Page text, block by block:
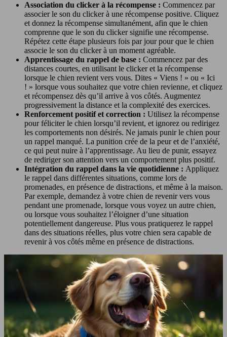
Association du clicker à la récompense : Commencez par
associer le son du clicker à une récompense positive. Cliquez
et donnez la récompense simultanément, afin que le chien
comprenne que le son du clicker signifie une récompense.
Répétez cette étape plusieurs fois par jour pour que le chien
associe le son du clicker à un moment agréable.
Apprentissage du rappel de base : Commencez par des
distances courtes, en utilisant le clicker et la récompense
lorsque le chien revient vers vous. Dites « Viens ! » ou « Ici
! » lorsque vous souhaitez que votre chien revienne, et cliquez
et récompensez dès qu’il arrive à vos côtés. Augmentez
progressivement la distance et la complexité des exercices.
Renforcement positif et correction : Utilisez la récompense
pour féliciter le chien lorsqu’il revient, et ignorez ou redirigez
les comportements non désirés. Ne jamais punir le chien pour
un rappel manqué. La punition crée de la peur et de l’anxiété,
ce qui peut nuire à l’apprentissage. Au lieu de punir, essayez
de rediriger son attention vers un comportement plus positif.
Intégration du rappel dans la vie quotidienne : Appliquez
le rappel dans différentes situations, comme lors de
promenades, en présence de distractions, et même à la maison.
Par exemple, demandez à votre chien de revenir vers vous
pendant une promenade, lorsque vous voyez un autre chien,
ou lorsque vous souhaitez l’éloigner d’une situation
potentiellement dangereuse. Plus vous pratiquerez le rappel
dans des situations réelles, plus votre chien sera capable de
revenir à vos côtés même en présence de distractions.